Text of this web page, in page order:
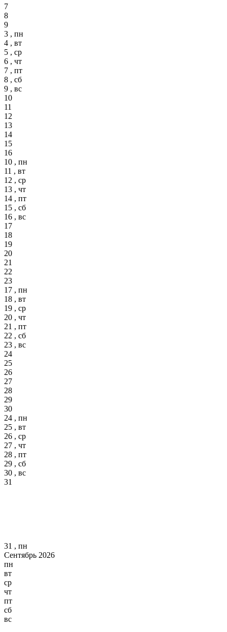
7
8
9
3 , пн
4 , вт
5 , ср
6 , чт
7 , пт
8 , сб
9 , вс
10
11
12
13
14
15
16
10 , пн
11 , вт
12 , ср
13 , чт
14 , пт
15 , сб
16 , вс
17
18
19
20
21
22
23
17 , пн
18 , вт
19 , ср
20 , чт
21 , пт
22 , сб
23 , вс
24
25
26
27
28
29
30
24 , пн
25 , вт
26 , ср
27 , чт
28 , пт
29 , сб
30 , вс
31
31 , пн
Сентябрь 2026
пн
вт
ср
чт
пт
сб
вс